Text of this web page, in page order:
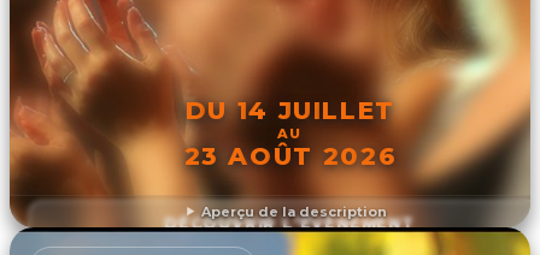
Aperçu de la description
DU 14 JUILLET
AU
23 AOÛT 2026
DÉCOUVRIR L'ÉVÉNEMENT